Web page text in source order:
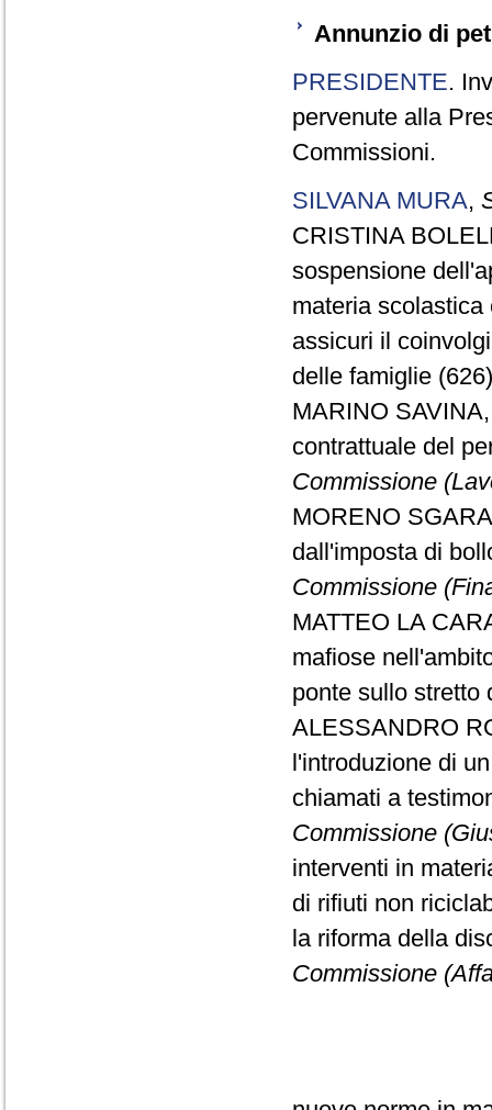
Annunzio di
PRESIDENTE.
pervenute alla
Commissioni.
SILVANA MURA,
CRISTINA
sospensione
materia
assicuri il
delle famiglie
MARINO
contrattuale del
Commissione
MORENO
dall'imposta di
Commissione
MATTEO LA
mafiose
ponte sullo
ALESSANDRO
l'introduzione di
chiamati a
Commissione
interventi in
di rifiuti non
la riforma della
Commissione